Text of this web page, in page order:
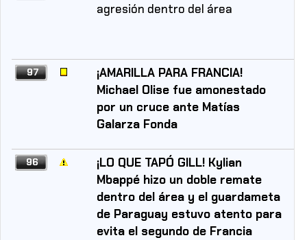
agresión dentro del área
97
¡AMARILLA PARA FRANCIA!
Michael Olise fue amonestado
por un cruce ante Matías
Galarza Fonda
96
¡LO QUE TAPÓ GILL! Kylian
Mbappé hizo un doble remate
dentro del área y el guardameta
de Paraguay estuvo atento para
evita el segundo de Francia